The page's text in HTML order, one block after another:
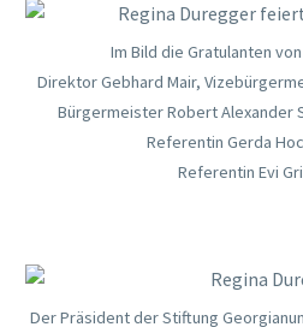
Im Bild die Gratulanten
Direktor Gebhard Mair,
Bürgermeister Robert Alexander
Referentin Gerda
Referentin Evi
Der Präsident der Stiftung